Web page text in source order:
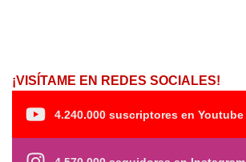
¡VISÍTAME EN REDES SOCIALES!
4.240.000 suscriptores en Youtube